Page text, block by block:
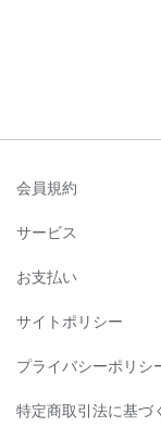
会員規約
サービス
お支払い
サイトポリシー
プライバシーポリシ
特定商取引法に基づ